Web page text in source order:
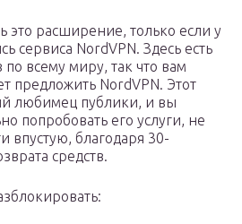
это расширение, только если у
сервиса NordVPN. Здесь есть
всему миру, так что вам
предложить NordVPN. Этот
любимец публики, и вы
попробовать его услуги, не
впустую, благодаря 30-
средств.